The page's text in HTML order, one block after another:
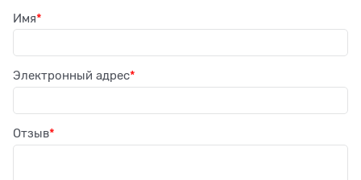
Имя
Электронный адрес
Отзыв